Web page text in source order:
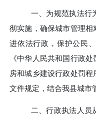
一、 为规范执法行
彻实施，确保城市管理
进依法行政，保护公民
《中华人民共和国行政
房和城乡建设行政处罚
文件规定，结合我县城市
二、行政执法人员